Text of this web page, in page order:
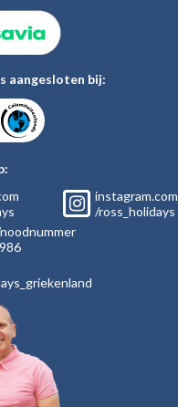
aangesloten bij:
instagram.com
/ross_holidays
986